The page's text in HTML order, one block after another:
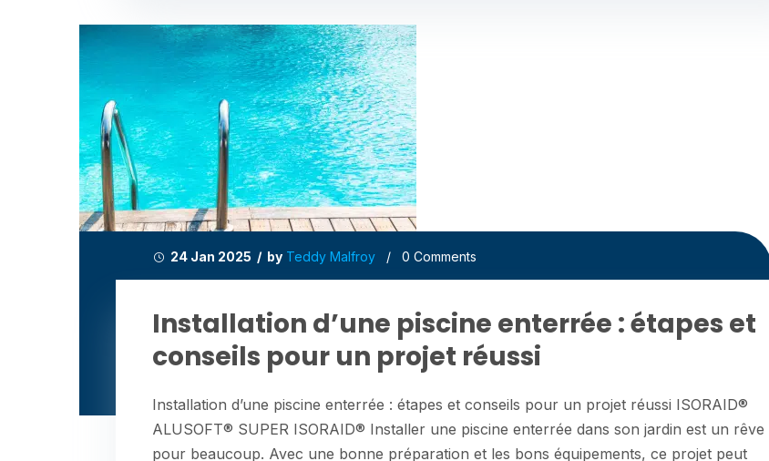
24 Jan 2025 / by Teddy Malfroy / 0 Comments
Installation d’une piscine enterrée : étapes et
conseils pour un projet réussi
Installation d’une piscine enterrée : étapes et conseils pour un projet réussi ISORAID®
ALUSOFT® SUPER ISORAID® Installer une piscine enterrée dans son jardin est un rêve
pour beaucoup. Avec une bonne préparation et les bons équipements, ce projet peut